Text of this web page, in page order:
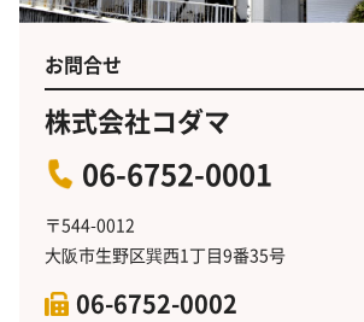
お問合せ
株式会社コダマ
06-6752-0001
〒544-0012
大阪市生野区巽西1丁目9番35号
06-6752-0002